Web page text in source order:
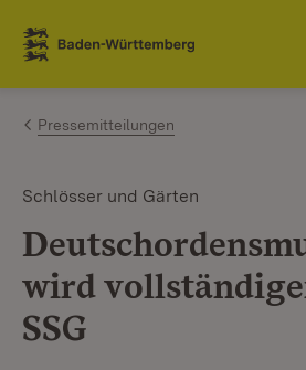
Zum Inhalt springen
Link zur Startseite
Pressemitteilungen
Schlösser und Gärten
wird
SSG